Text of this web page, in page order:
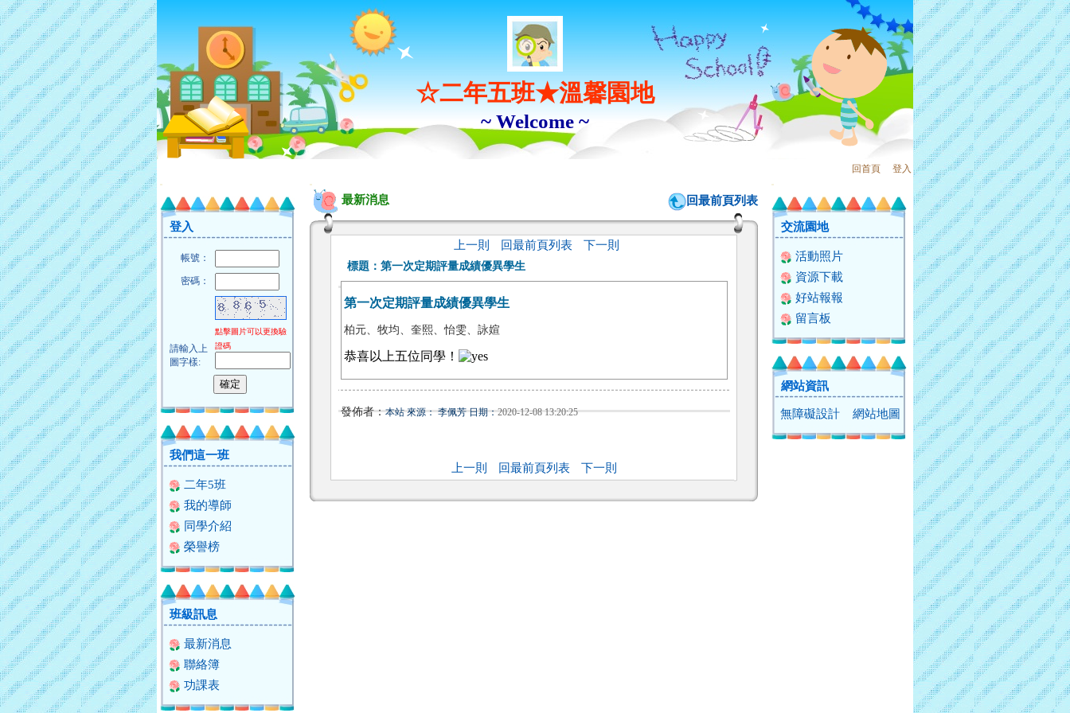
☆二年五班★溫馨園地
~ Welcome ~
回首頁 登入
:::
登入
帳號：
密碼：
請輸入上
圖字樣:
點擊圖片可以更換驗
證碼
我們這一班
二年5班
我的導師
同學介紹
榮譽榜
班級訊息
最新消息
聯絡簿
功課表
:::
最新消息 回最前頁列表
上一則 回最前頁列表 下一則
標題： 第一次定期評量成績優異學生
第一次定期評量成績優異學生
柏元、牧均、奎熙、怡雯、詠媗
恭喜以上五位同學！
發佈者：本站 來源： 李佩芳 日期：2020-12-08 13:20:25
上一則 回最前頁列表 下一則
:::
交流園地
活動照片
資源下載
好站報報
留言板
網站資訊
無障礙設計 網站地圖